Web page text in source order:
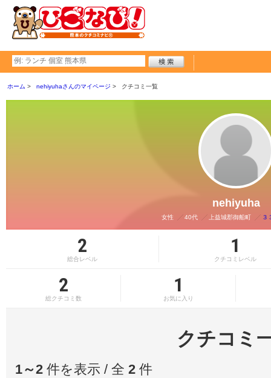
ホーム nehiyuhaさんのマイページ クチコミ一覧
nehiyuha
女性 40代 上益城郡御船町 ３
2
総合レベル
1
クチコミレベル
2
総クチコミ数
1
お気に入り
クチコミ
1～2 件を表示 / 全 2 件